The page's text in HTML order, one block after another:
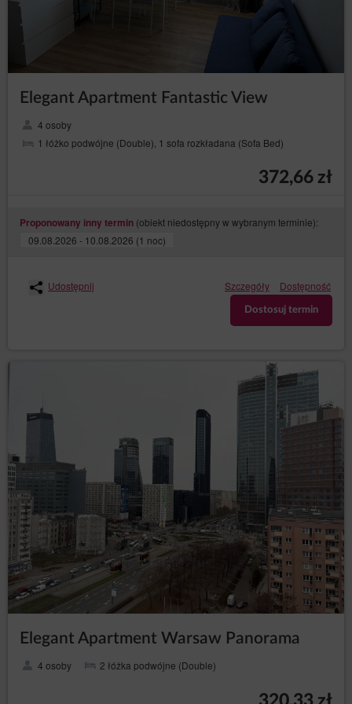
dostępnej w komunikacie o korzystaniu z plików
cookies przez Sklep internetowy. Jednocześnie
Administrator danych zastrzega, że wyłączenie
obsługi plików cookies niezbędnych dla procesów
uwierzytelniania, bezpieczeństwa, utrzymania
preferencji Gościa/Użytkownika Serwisu może
uniemożliwić korzystanie z Serwisu.
skorzystać z opcji: „Nie wyrażam zgody”, dostępnej
przez Sklep internetowy bądź dokonać zmian w
W celu zarządzania ustawieniami cookies, należy
wybrać z listy poniżej przeglądarkę internetową/
Podstawą prawną przetwarzania danych osobowych
pochodzących z plików cookies są prawnie
uzasadnione interesy Administratora danych,
polegające na zapewnianiu wysokiej jakości usług,
zapewnianiu bezpieczeństwa usług.
W ramach Serwisu stosowane są dwa zasadnicze
rodzaje plików cookies: „sesyjne” (session cookies)
oraz „stałe” (persistent cookies). Cookies „sesyjne” są
plikami tymczasowymi, które przechowywane są w
urządzeniu końcowym Użytkownika Serwisu do czasu
wylogowania, opuszczenia Serwisu lub wyłączenia
oprogramowania (przeglądarki internetowej). „Stałe”
końcowym Gościa/Użytkownika Serwisu przez czas
ich usunięcia przez Gościa/Użytkownika.
Elegant Apartment Fantastic View
4 osoby
1 łóżko podwójne (Double), 1 sofa rozkładana (Sofa Bed)
372,66 zł
Proponowany inny termin (obiekt niedostępny w wybranym terminie):
09.08.2026 - 10.08.2026 (1 noc)
Udostępnij Szczegóły Dostępność
Dostosuj termin
Elegant Apartment Warsaw Panorama
4 osoby 2 łóżka podwójne (Double)